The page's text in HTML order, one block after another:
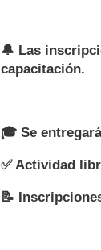
🔔 Las
capacitación.
🎓 Se
✅ Actividad
📝